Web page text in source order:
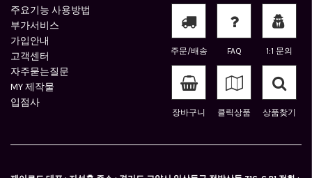
주요기능 사용방법
부가서비스
가입안내
고객센터
자주묻는질문
MY 제작물
입점사
주문/배송 FAQ 1:1 문의
장바구니 클릭상품 상품찾기